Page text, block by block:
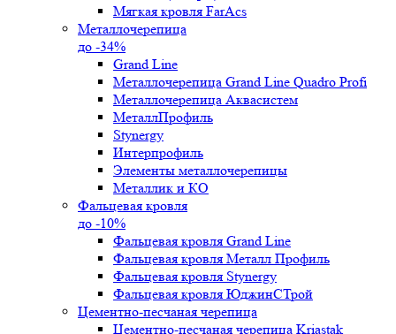
Мягкая кровля FarAcs
Металлочерепица
до -34%
Grand Line
Металлочерепица Grand Line Quadro Profi
Металлочерепица Аквасистем
МеталлПрофиль
Stynergy
Интерпрофиль
Элементы металлочерепицы
Металлик и КО
Фальцевая кровля
до -10%
Фальцевая кровля Grand Line
Фальцевая кровля Металл Профиль
Фальцевая кровля Stynergy
Фальцевая кровля ЮджинСТрой
Цементно-песчаная черепица
Цементно-песчаная черепица Kriastak